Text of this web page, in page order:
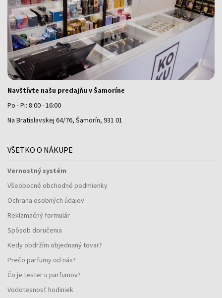
Navštívte našu predajňu v Šamoríne
Po - Pi: 8:00 - 16:00
Na Bratislavskej 64/76, Šamorín, 931 01
VŠETKO O NÁKUPE
Vernostný systém
Všeobecné obchodné podmienky
Ochrana osobných údajov
Reklamačný formulár
Spôsob doručenia
Kedy obdržím objednaný tovar?
Prečo parfumy od nás?
Čo je tester u parfumov?
Vodotesnosť hodiniek